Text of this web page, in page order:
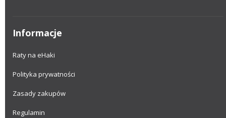
Informacje
Raty na eHaki
Polityka prywatności
Zasady zakupów
Regulamin